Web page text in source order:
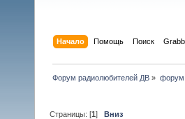
Начало Помощь Поиск
Форум радиолюбителей ДВ » форум
Страницы: [1]Вниз